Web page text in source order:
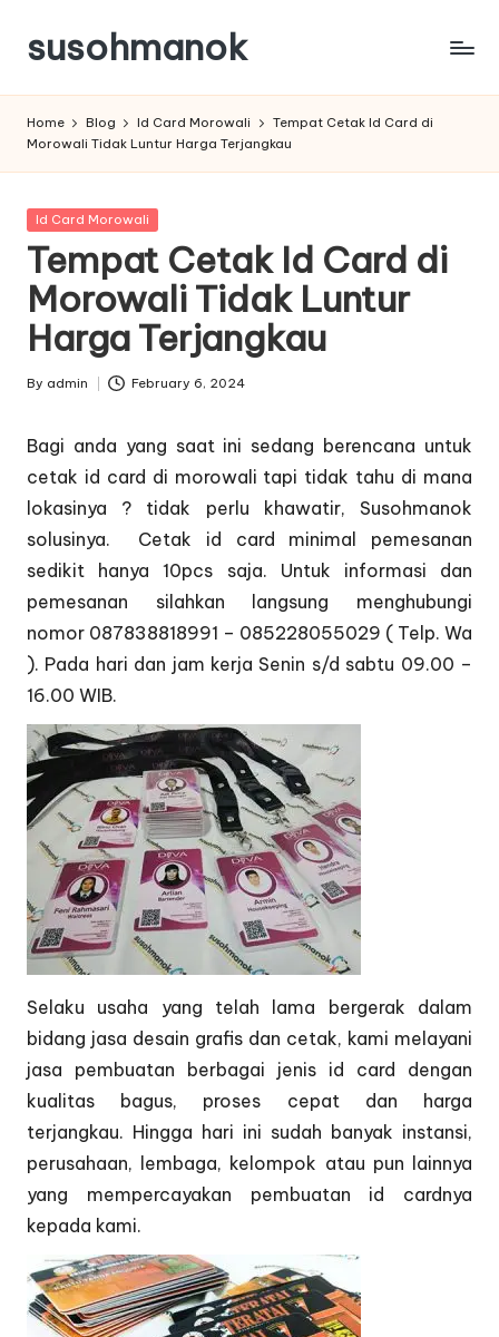
Skip
content
susohmanok
Home Blog Id Card Morowali
Tempat Cetak Id Card di
Morowali Tidak Luntur Harga Terjangkau
Posted
Id Card Morowali
Tempat Cetak Id Card di
Morowali Tidak Luntur
Harga Terjangkau
Posted
By admin February 6, 2024
Bagi anda yang saat ini sedang berencana untuk
cetak id card di morowali tapi tidak tahu di mana
lokasinya ? tidak perlu khawatir, Susohmanok
solusinya. Cetak id card minimal pemesanan
sedikit hanya 10pcs saja. Untuk informasi dan
pemesanan silahkan langsung menghubungi
nomor 087838818991 – 085228055029 ( Telp. Wa
). Pada hari dan jam kerja Senin s/d sabtu 09.00 –
16.00 WIB.
Selaku usaha yang telah lama bergerak dalam
bidang jasa desain grafis dan cetak, kami melayani
jasa pembuatan berbagai jenis id card dengan
kualitas bagus, proses cepat dan harga
terjangkau. Hingga hari ini sudah banyak instansi,
perusahaan, lembaga, kelompok atau pun lainnya
yang mempercayakan pembuatan id cardnya
kepada kami.